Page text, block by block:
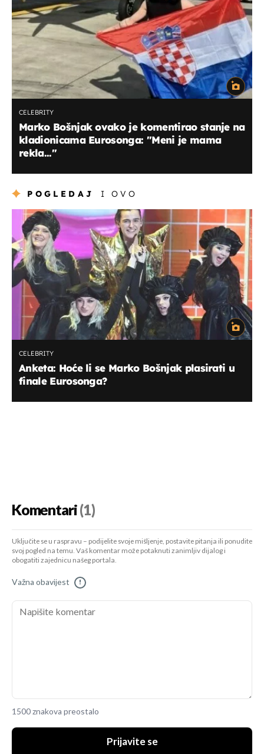
CELEBRITY
Marko Bošnjak ovako je komentirao stanje na
kladionicama Eurosonga: ''Meni je mama
rekla...''
POGLEDAJ I OVO
CELEBRITY
Anketa: Hoće li se Marko Bošnjak plasirati u
finale Eurosonga?
Komentari(1)
Uključite se u raspravu – podijelite svoje mišljenje, postavite pitanja ili ponudite
svoj pogled na temu. Vaš komentar može potaknuti zanimljiv dijalog i
obogatiti zajednicu našeg portala.
Važna obavijest !
1500 znakova preostalo
Prijavite se